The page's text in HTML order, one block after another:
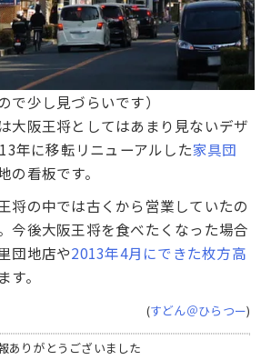
で少し見づらいです）
大阪王将としてはあまり見ないデザ
年に移転リニューアルした家具団
の看板です。
将の中では古くから営業していたの
今後大阪王将を食べたくなった場合
団地店や2013年4月にできた枚方高
す。
(すどん＠ひらつー)
ありがとうございました